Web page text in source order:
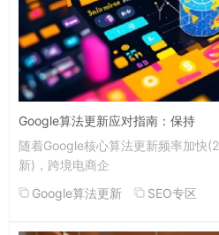
Google算法更新应对指南：保持
随着Google核心算法更新频率加快
新)，跨境电商企
Google算法更新
SEO专区